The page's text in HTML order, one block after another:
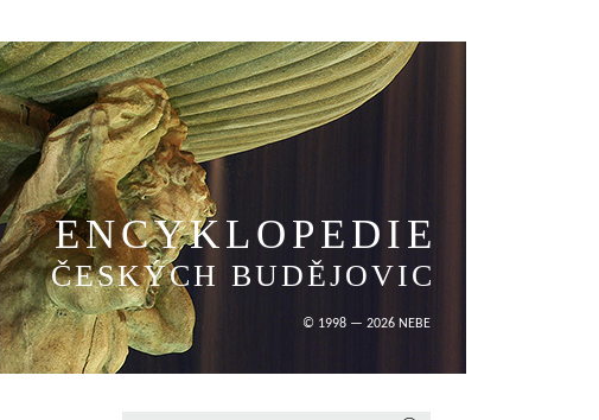
ENCYKLOPEDIE
ČESKÝCH BUDĚJOVIC
© 1998 — 2026 NEBE